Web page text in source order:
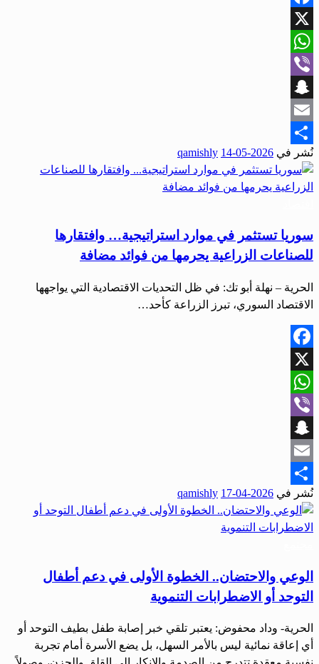
Facebook
X
WhatsApp
Viber
Snapchat
Email
Share
نُشر في 2026-05-14
qamishly
سوريا تستثمر في موارد استراتيجية… وافتقارها
للصناعات الزراعية يحرمها من فوائد مضافة
الحرية – نهلة أبو تك: في ظل التحديات الاقتصادية التي يواجهها
الاقتصاد السوري، تبرز الزراعة كأحد…
Facebook
X
WhatsApp
Viber
Snapchat
Email
Share
نُشر في 2026-04-17
qamishly
الوعي والاحتضان.. الخطوة الأولى في دعم أطفال
التوحد أو الاضطرابات التنموية
الحرية- وداد محفوض: يعتبر تلقي خبر إصابة طفل بطيف التوحد أو
أي إعاقة نمائية ليس بالأمر السهل، بل يضع الأسرة أمام تجربة